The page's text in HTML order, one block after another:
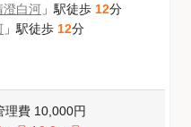
澄白河 」駅徒歩 12分
」駅徒歩 12分
理費 10,000円